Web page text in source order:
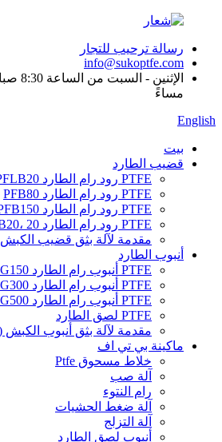
رسالة ترحيب للتجار
info@sukoptfe.com
مساءً
English
بيت
قضيب الطارد
PTFE رود رام الطارد PFLB20
PTFE رود رام الطارد PFB80
PTFE رود رام الطارد PFB150
PTFE رود رام الطارد PFB20، 20.
مقدمة لآلة بثق قضيب الكبش Suko Ptfe(Uhmwpe).
أنبوب الطارد
PTFE أنبوب رام الطارد PFG150
PTFE أنبوب رام الطارد PFG300
PTFE أنبوب رام الطارد PFG500
PTFE لصق الطارد
مقدمة لآلة بثق أنبوب الكبش Suko Ptfe(Uhmwpe).
ماكينة بي تي اف
خلاط مسحوق Ptfe
آلة صب
رام النتوء
آلة ضغط الحشيات
آلة التزلج
أنبوب لصق الطارد